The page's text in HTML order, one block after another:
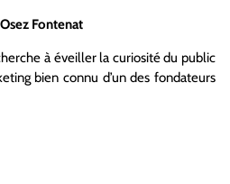
Fontenat
à éveiller la curiosité du public
bien connu d’un des fondateurs